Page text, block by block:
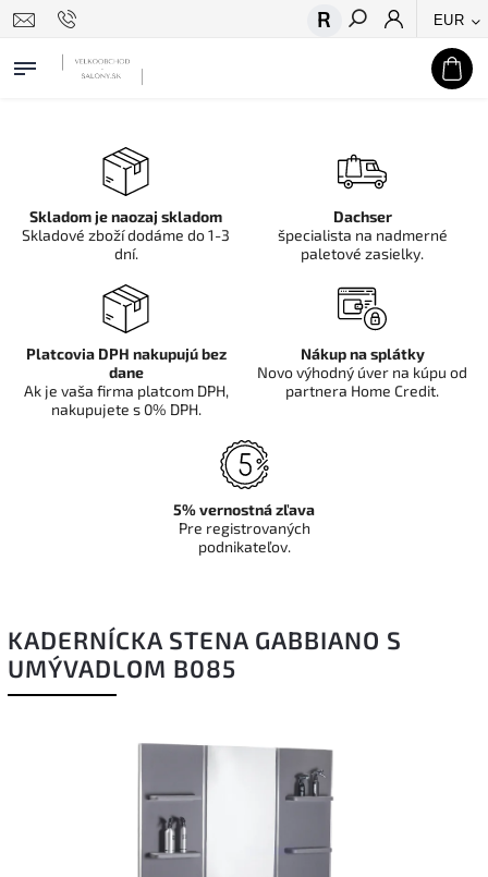
EUR
Hľadať
KADERNÍCKA STENA GABBIANO S
UMÝVADLOM B085
Skladom je naozaj skladom
Skladové zboží dodáme do 1-3
dní.
Dachser
špecialista na nadmerné
paletové zasielky.
Platcovia DPH nakupujú bez
dane
Ak je vaša firma platcom DPH,
nakupujete s 0% DPH.
Nákup na splátky
Novo výhodný úver na kúpu od
partnera Home Credit.
5% vernostná zľava
Pre registrovaných
podnikateľov.